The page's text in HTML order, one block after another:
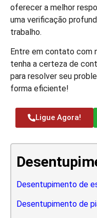
oferecer a melhor
uma verificação
trabalho.
Entre em contato com
tenha a certeza de
para resolver seu
forma eficiente!
Ligue Agora!
Desentupimento de
Desentupimento de